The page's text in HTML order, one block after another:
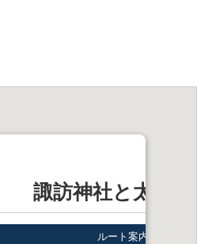
諏訪神社と太々神楽
ルート案内